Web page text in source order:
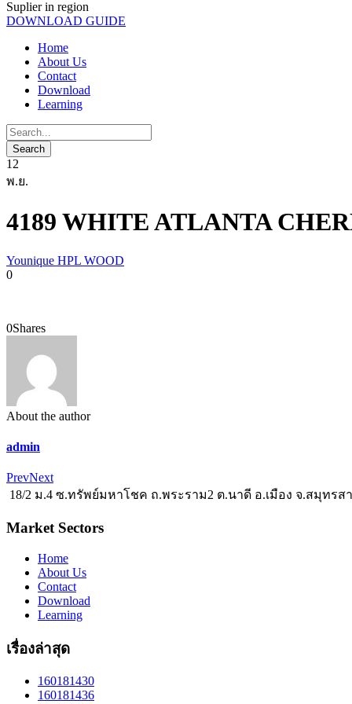
Suplier in region
DOWNLOAD GUIDE
Home
About Us
Contact
Download
Learning
12
พ.ย.
4189 WHITE ATLANTA
Younique HPL WOOD
0
0Shares
About the author
admin
PrevNext
18/2 ม.4 ซ.ทรัพย์มหาโชค ถ.พระราม2 ต.นาดี อ.เมือง จ.สมุทรส
Market Sectors
Home
About Us
Contact
Download
Learning
เรื่องล่าสุด
160181430
160181436